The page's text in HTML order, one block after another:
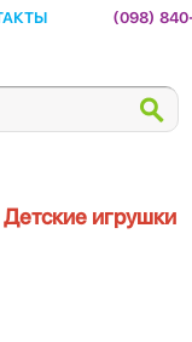
(098)
Детские игрушки